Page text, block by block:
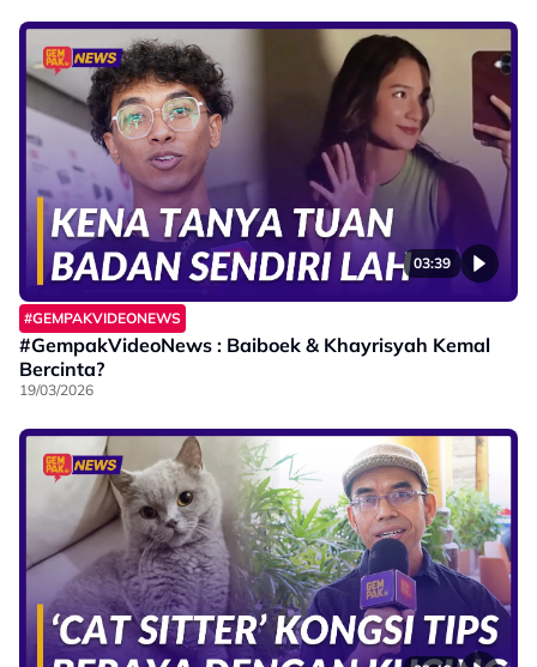
03:39
#GEMPAKVIDEONEWS
#GempakVideoNews : Baiboek & Khayrisyah Kemal
Bercinta?
19/03/2026